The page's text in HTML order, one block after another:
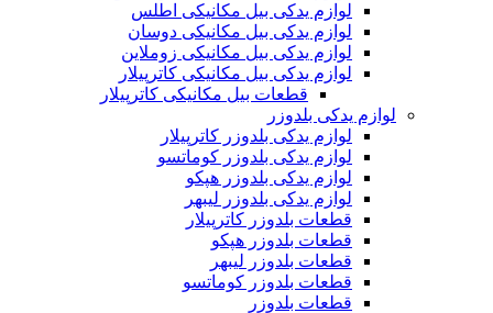
لوازم یدکی بیل مکانیکی اطلس
لوازم یدکی بیل مکانیکی دوسان
لوازم یدکی بیل مکانیکی زوملاین
لوازم یدکی بیل مکانیکی کاترپیلار
قطعات بیل مکانیکی کاترپیلار
لوازم یدکی بلدوزر
لوازم یدکی بلدوزر کاترپیلار
لوازم یدکی بلدوزر کوماتسو
لوازم یدکی بلدوزر هپکو
لوازم یدکی بلدوزر لیبهر
قطعات بلدوزر کاترپیلار
قطعات بلدوزر هپکو
قطعات بلدوزر لیبهر
قطعات بلدوزر کوماتسو
قطعات بلدوزر